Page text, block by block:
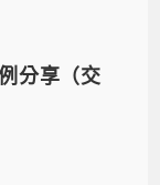
分享（交